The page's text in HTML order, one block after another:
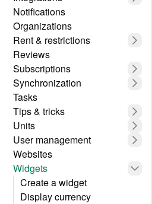
Notifications
Organizations
Rent & restrictions
Reviews
Subscriptions
Synchronization
Tasks
Tips & tricks
Units
User management
Websites
Widgets
Create a widget
Display currency